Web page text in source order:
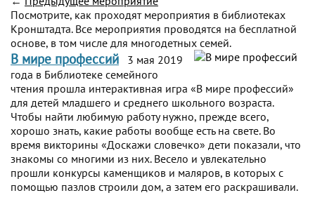
Посмотрите, как проходят мероприятия в библиотеках
Кронштадта. Все мероприятия проводятся на бесплатной
основе, в том числе для многодетных семей.
В мире профессий
3 мая 2019
года в Библиотеке семейного
чтения прошла интерактивная игра «В мире профессий»
для детей младшего и среднего школьного возраста.
Чтобы найти любимую работу нужно, прежде всего,
хорошо знать, какие работы вообще есть на свете. Во
время викторины «Доскажи словечко» дети показали, что
знакомы со многими из них. Весело и увлекательно
прошли конкурсы каменщиков и маляров, в которых с
помощью пазлов строили дом, а затем его раскрашивали.